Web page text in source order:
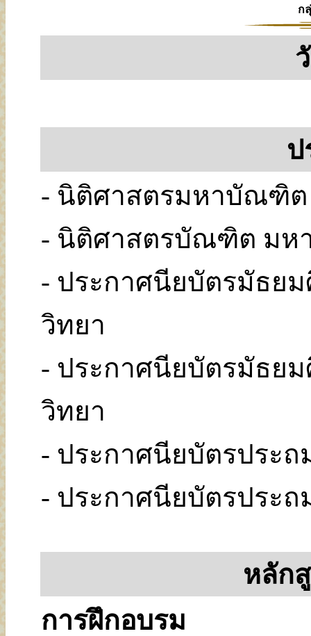
ก
ป
- นิติศาสตรมหาบัณฑิต
- นิติศาสตรบัณฑิต มห
- ประกาศนียบัตรมัธย
วิทยา
- ประกาศนียบัตรมัธย
วิทยา
- ประกาศนียบัตรประถ
- ประกาศนียบัตรประ
หลัก
การฝึกอบรม